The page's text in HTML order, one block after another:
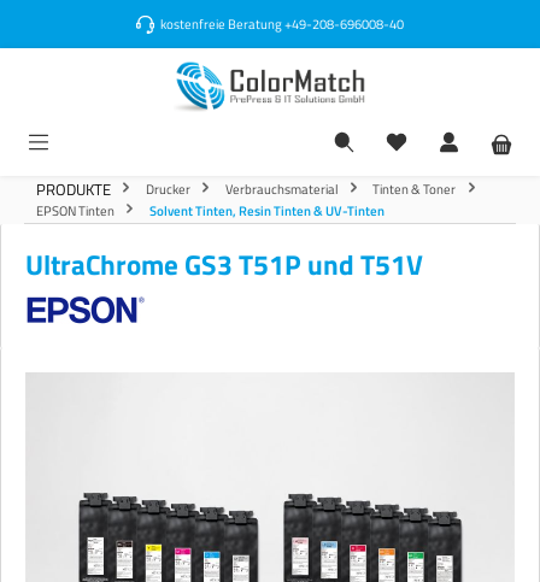
kostenfreie Beratung+49-208-696008-40
PRODUKTE Drucker Verbrauchsmaterial
Tinten & Toner
EPSON Tinten
Solvent Tinten, Resin Tinten & UV-Tinten
UltraChrome GS3 T51P und T51V